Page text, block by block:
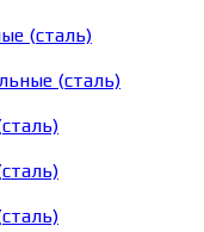
(сталь)
(сталь)